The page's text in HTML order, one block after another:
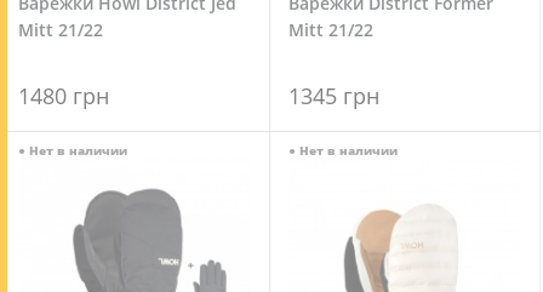
Mitt 21/22
1480 грн
Mitt 21/22
1345 грн
● Нет в наличии ● Нет в наличии